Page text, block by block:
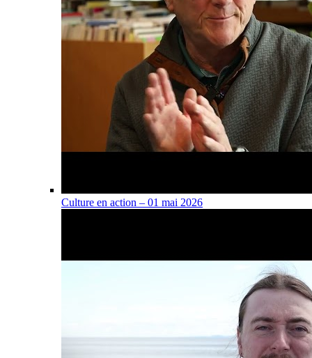
Culture en action – 01 mai 2026